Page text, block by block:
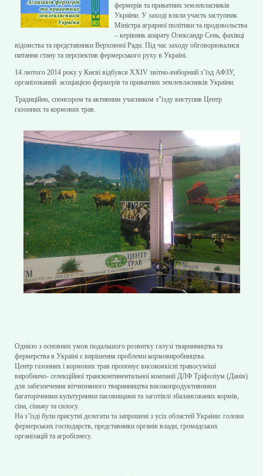
фермерів та приватних землевласників
України. У заході взяли участь заступник
Міністра аграрної політики та продовольства
– керівник апарату Олександр Сень, фахівці
відомства та представники Верховної Ради. Під час заходу обговорювалися
питання стану та перспектив фермерського руху в Україні.
14 лютого 2014 року у Києві відбувся ХХІV звітно-виборний з’їзд АФЗУ,
організований асоціацією фермерів та приватних землевласників України.
Традиційно, спонсором та активним учасником з"їзду виступив Центр
газонних та кормових трав.
Однією з основних умов подальшого розвитку галузі тваринництва та
фермерства в Україні є вирішення проблеми кормовиробництва.
Центр газонних і кормових трав пропонує високоякісні травосуміші
виробничо- селекційної трансконтинентальної компанії ДЛФ Тріфоліум (Данія)
для забезпечення вітчизняного тваринництва високопродуктивними
багаторічними культурними пасовищами та заготівлі збалансованих кормів,
сіна, сінажу та силосу.
На з’їзді були присутні делегати та запрошені з усіх областей України: голови
фермерських господарств, представники органів влади, громадських
організацій та агробізнесу.